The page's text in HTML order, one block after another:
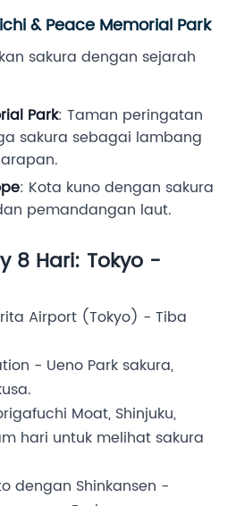
& Peace Memorial Park
sakura dengan sejarah
Park: Taman peringatan
sakura sebagai lambang
: Kota kuno dengan sakura
pemandangan laut.
8 Hari: Tokyo -
Airport (Tokyo) - Tiba
- Ueno Park sakura,
Moat, Shinjuku,
hari untuk melihat sakura
dengan Shinkansen -